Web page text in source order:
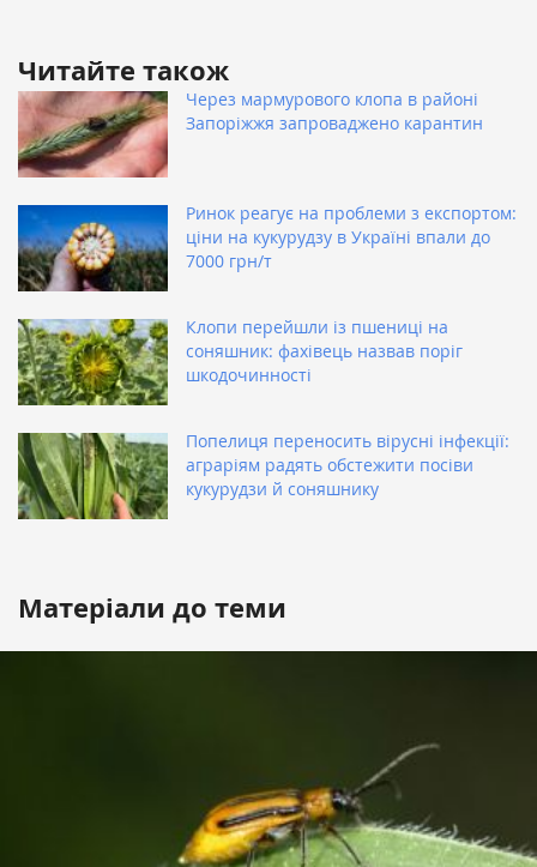
Читайте також
Через мармурового клопа в районі
Запоріжжя запроваджено карантин
Ринок реагує на проблеми з експортом:
ціни на кукурудзу в Україні впали до
7000 грн/т
Клопи перейшли із пшениці на
соняшник: фахівець назвав поріг
шкодочинності
Попелиця переносить вірусні інфекції:
аграріям радять обстежити посіви
кукурудзи й соняшнику
Матеріали до теми